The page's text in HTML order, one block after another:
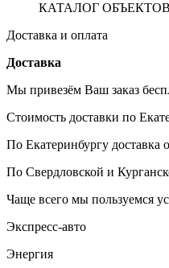
КАТАЛОГ ОБЪЕКТОВ
Доставка и оплата
Доставка
Мы привезём Ваш заказ
Стоимость доставки по
По Екатеринбургу доставка
По Свердловской и
Чаще всего мы пользуемся
Экспресс-авто
Энергия